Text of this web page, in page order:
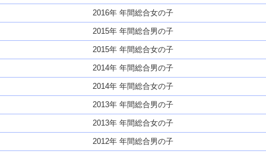
2016年 年間総合女の子
2015年 年間総合男の子
2015年 年間総合女の子
2014年 年間総合男の子
2014年 年間総合女の子
2013年 年間総合男の子
2013年 年間総合女の子
2012年 年間総合男の子